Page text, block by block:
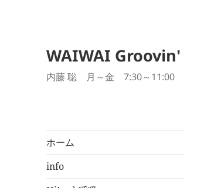
WAIWAI Groovin'
内藤 聡 月～金 7:30～11:00
ホーム
info